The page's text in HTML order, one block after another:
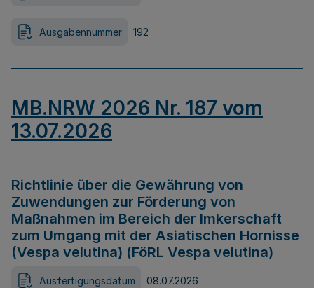
Ausgabennummer 192
MB.NRW 2026 Nr. 187 vom
13.07.2026
Richtlinie über die Gewährung von
Zuwendungen zur Förderung von
Maßnahmen im Bereich der Imkerschaft
zum Umgang mit der Asiatischen Hornisse
(Vespa velutina) (FöRL Vespa velutina)
Ausfertigungsdatum 08.07.2026